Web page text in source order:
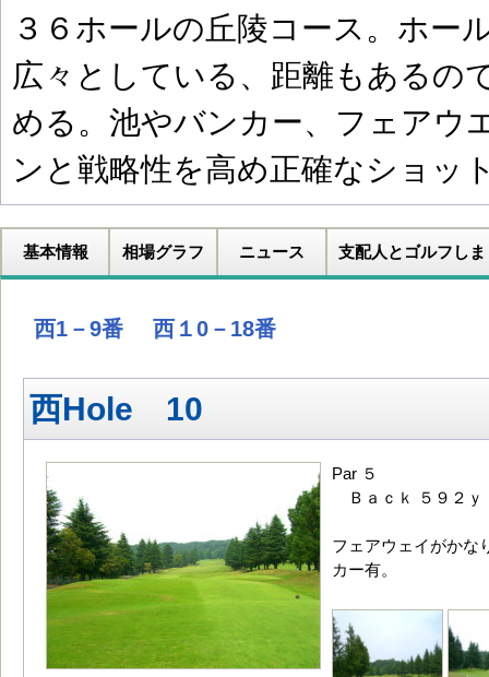
３６ホールの丘陵コース。ホー
広々としている、距離もあるの
める。池やバンカー、フェアウ
ンと戦略性を高め正確なショッ
基本情報 相場グラフ ニュース 支配人とゴルフしま
西1－9番 西１0－18番
西Hole 10
Par ５
Ｂａｃｋ ５９２
フェアウェイがかな
カー有。